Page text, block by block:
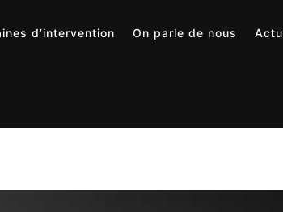
d’intervention On parle de nous